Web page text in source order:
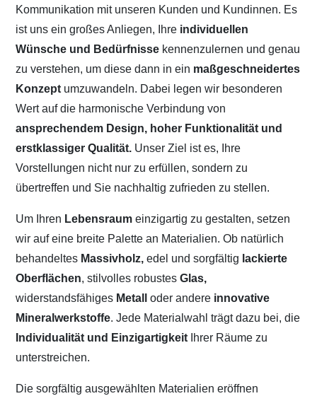
Kommunikation mit unseren Kunden und Kundinnen. Es
ist uns ein großes Anliegen, Ihre individuellen
Wünsche und Bedürfnisse kennenzulernen und genau
zu verstehen, um diese dann in ein maßgeschneidertes
Konzept umzuwandeln. Dabei legen wir besonderen
Wert auf die harmonische Verbindung von
ansprechendem Design, hoher Funktionalität und
erstklassiger Qualität. Unser Ziel ist es, Ihre
Vorstellungen nicht nur zu erfüllen, sondern zu
übertreffen und Sie nachhaltig zufrieden zu stellen.
Um Ihren Lebensraumeinzigartig zu gestalten, setzen
wir auf eine breite Palette an Materialien. Ob natürlich
behandeltes Massivholz, edel und sorgfältig lackierte
Oberflächen, stilvolles robustesGlas,
widerstandsfähiges Metalloder andere innovative
Mineralwerkstoffe. Jede Materialwahl trägt dazu bei, die
Individualität und Einzigartigkeit Ihrer Räume zu
unterstreichen.
Die sorgfältig ausgewählten Materialien eröffnen